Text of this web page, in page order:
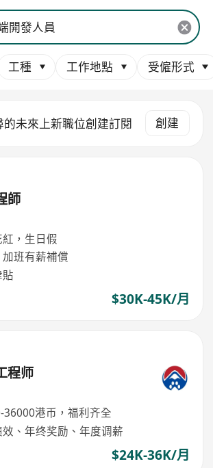
工種 工作地點 受僱形式
的未來上新職位創建訂閱 創建
師
，生日假
班有薪補償
$30K-45K/月
程师
36000港币，福利齐全
、年终奖励、年度调薪
$24K-36K/月